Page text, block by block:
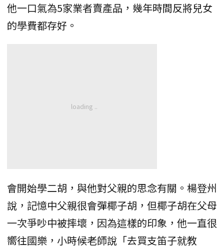
他一口氣為5家業者賣產品，幾年時間反將兒女
的學費都存好。
會開始學二胡，與他對父親的思念有關。楊登州
說，記憶中父親很會彈椰子胡，但椰子胡在父母
一次爭吵中被摔壞，因為這樣的印象，他一直很
嚮往國樂，小時候老師說「去買支笛子就教